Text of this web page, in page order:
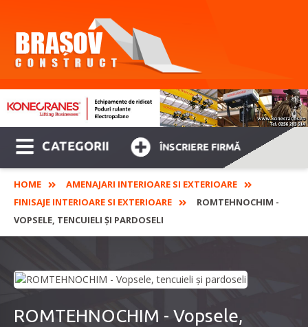
CATEGORII ÎNSCRIERE FIRMĂ
HOME
AMENAJARI INTERIOARE SI EXTERIOARE
FINISAJE INTERIOARE SI EXTERIOARE
ROMTEHNOCHIM -
VOPSELE, TENCUIELI ȘI PARDOSELI
ROMTEHNOCHIM - Vopsele,